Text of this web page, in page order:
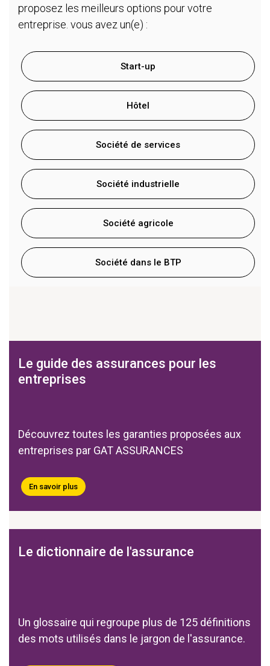
proposez les meilleurs options pour votre
entreprise. vous avez un(e) :
Start-up
Hôtel
Société de services
Société industrielle
Société agricole
Société dans le BTP
Le guide des assurances pour les
entreprises
Découvrez toutes les garanties proposées aux
entreprises par GAT ASSURANCES
En savoir plus
Le dictionnaire de l'assurance
Un glossaire qui regroupe plus de 125 définitions
des mots utilisés dans le jargon de l'assurance.